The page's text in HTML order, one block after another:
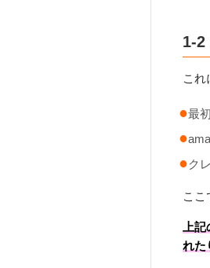
1-2
これ
最
ク
ここ
上
れた